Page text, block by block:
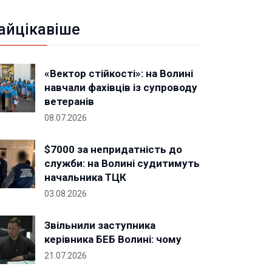
«Вектор стійкості»: на Волині
навчали фахівців із супроводу
ветеранів
08.07.2026
$7000 за непридатність до
служби: на Волині судитимуть
начальника ТЦК
03.08.2026
Звільнили заступника
керівника БЕБ Волині: чому
21.07.2026